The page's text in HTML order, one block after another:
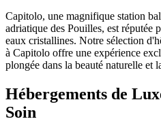
Capitolo, une magnifique station
adriatique des Pouilles, est réputée
eaux cristallines. Notre sélection
à Capitolo offre une expérience
plongée dans la beauté naturelle et
Hébergements de
Soin